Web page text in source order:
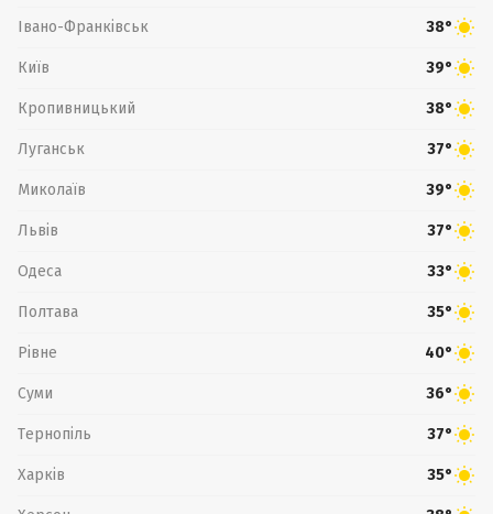
Івано-Франківськ 38°
Київ 39°
Кропивницький 38°
Луганськ 37°
Миколаїв 39°
Львів 37°
Одеса 33°
Полтава 35°
Рівне 40°
Суми 36°
Тернопіль 37°
Харків 35°